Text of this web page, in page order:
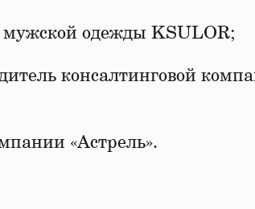
мужской одежды KSULOR;
консалтинговой
«Астрель».